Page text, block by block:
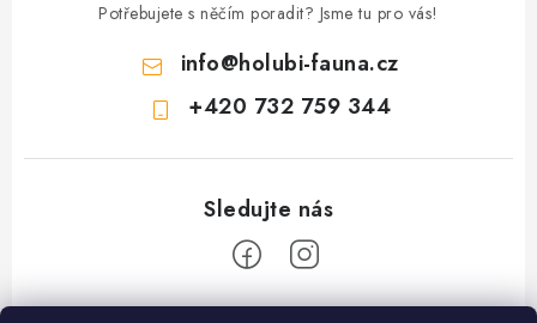
Potřebujete s něčím poradit? Jsme tu pro vás!
info@holubi-fauna.cz
+420 732 759 344